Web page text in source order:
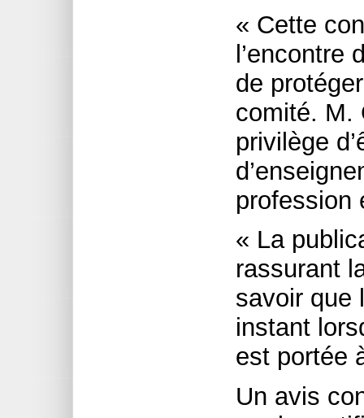
« Cette
l’encontre
de
comité. M.
privilège
profession
« La
rassurant
savoir que
instant
est portée
Un avis